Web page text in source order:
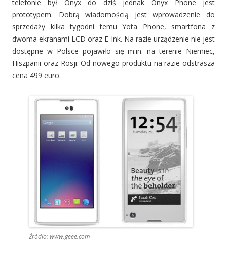
telefonie był Onyx do dziś jednak Onyx Phone jest
prototypem. Dobrą wiadomością jest wprowadzenie do
sprzedaży kilka tygodni temu Yota Phone, smartfona z
dwoma ekranami LCD oraz E-Ink. Na razie urządzenie nie jest
dostępne w Polsce pojawiło się m.in. na terenie Niemiec,
Hiszpanii oraz Rosji. Od nowego produktu na razie odstrasza
cena 499 euro.
Źródło: www.geee.com